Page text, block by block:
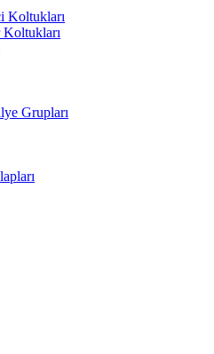
Koltukları
Koltukları
Grupları